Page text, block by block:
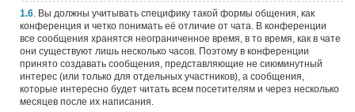
1.6. Вы должны учитывать специфику такой формы общения, как
конференция и четко понимать её отличие от чата. В конференции
все сообщения хранятся неограниченное время, в то время, как в чате
они существуют лишь несколько часов. Поэтому в конференции
принято создавать сообщения, представляющие не сиюминутный
интерес (или только для отдельных участников), а сообщения,
которые интересно будет читать всем посетителям и через несколько
месяцев после их написания.